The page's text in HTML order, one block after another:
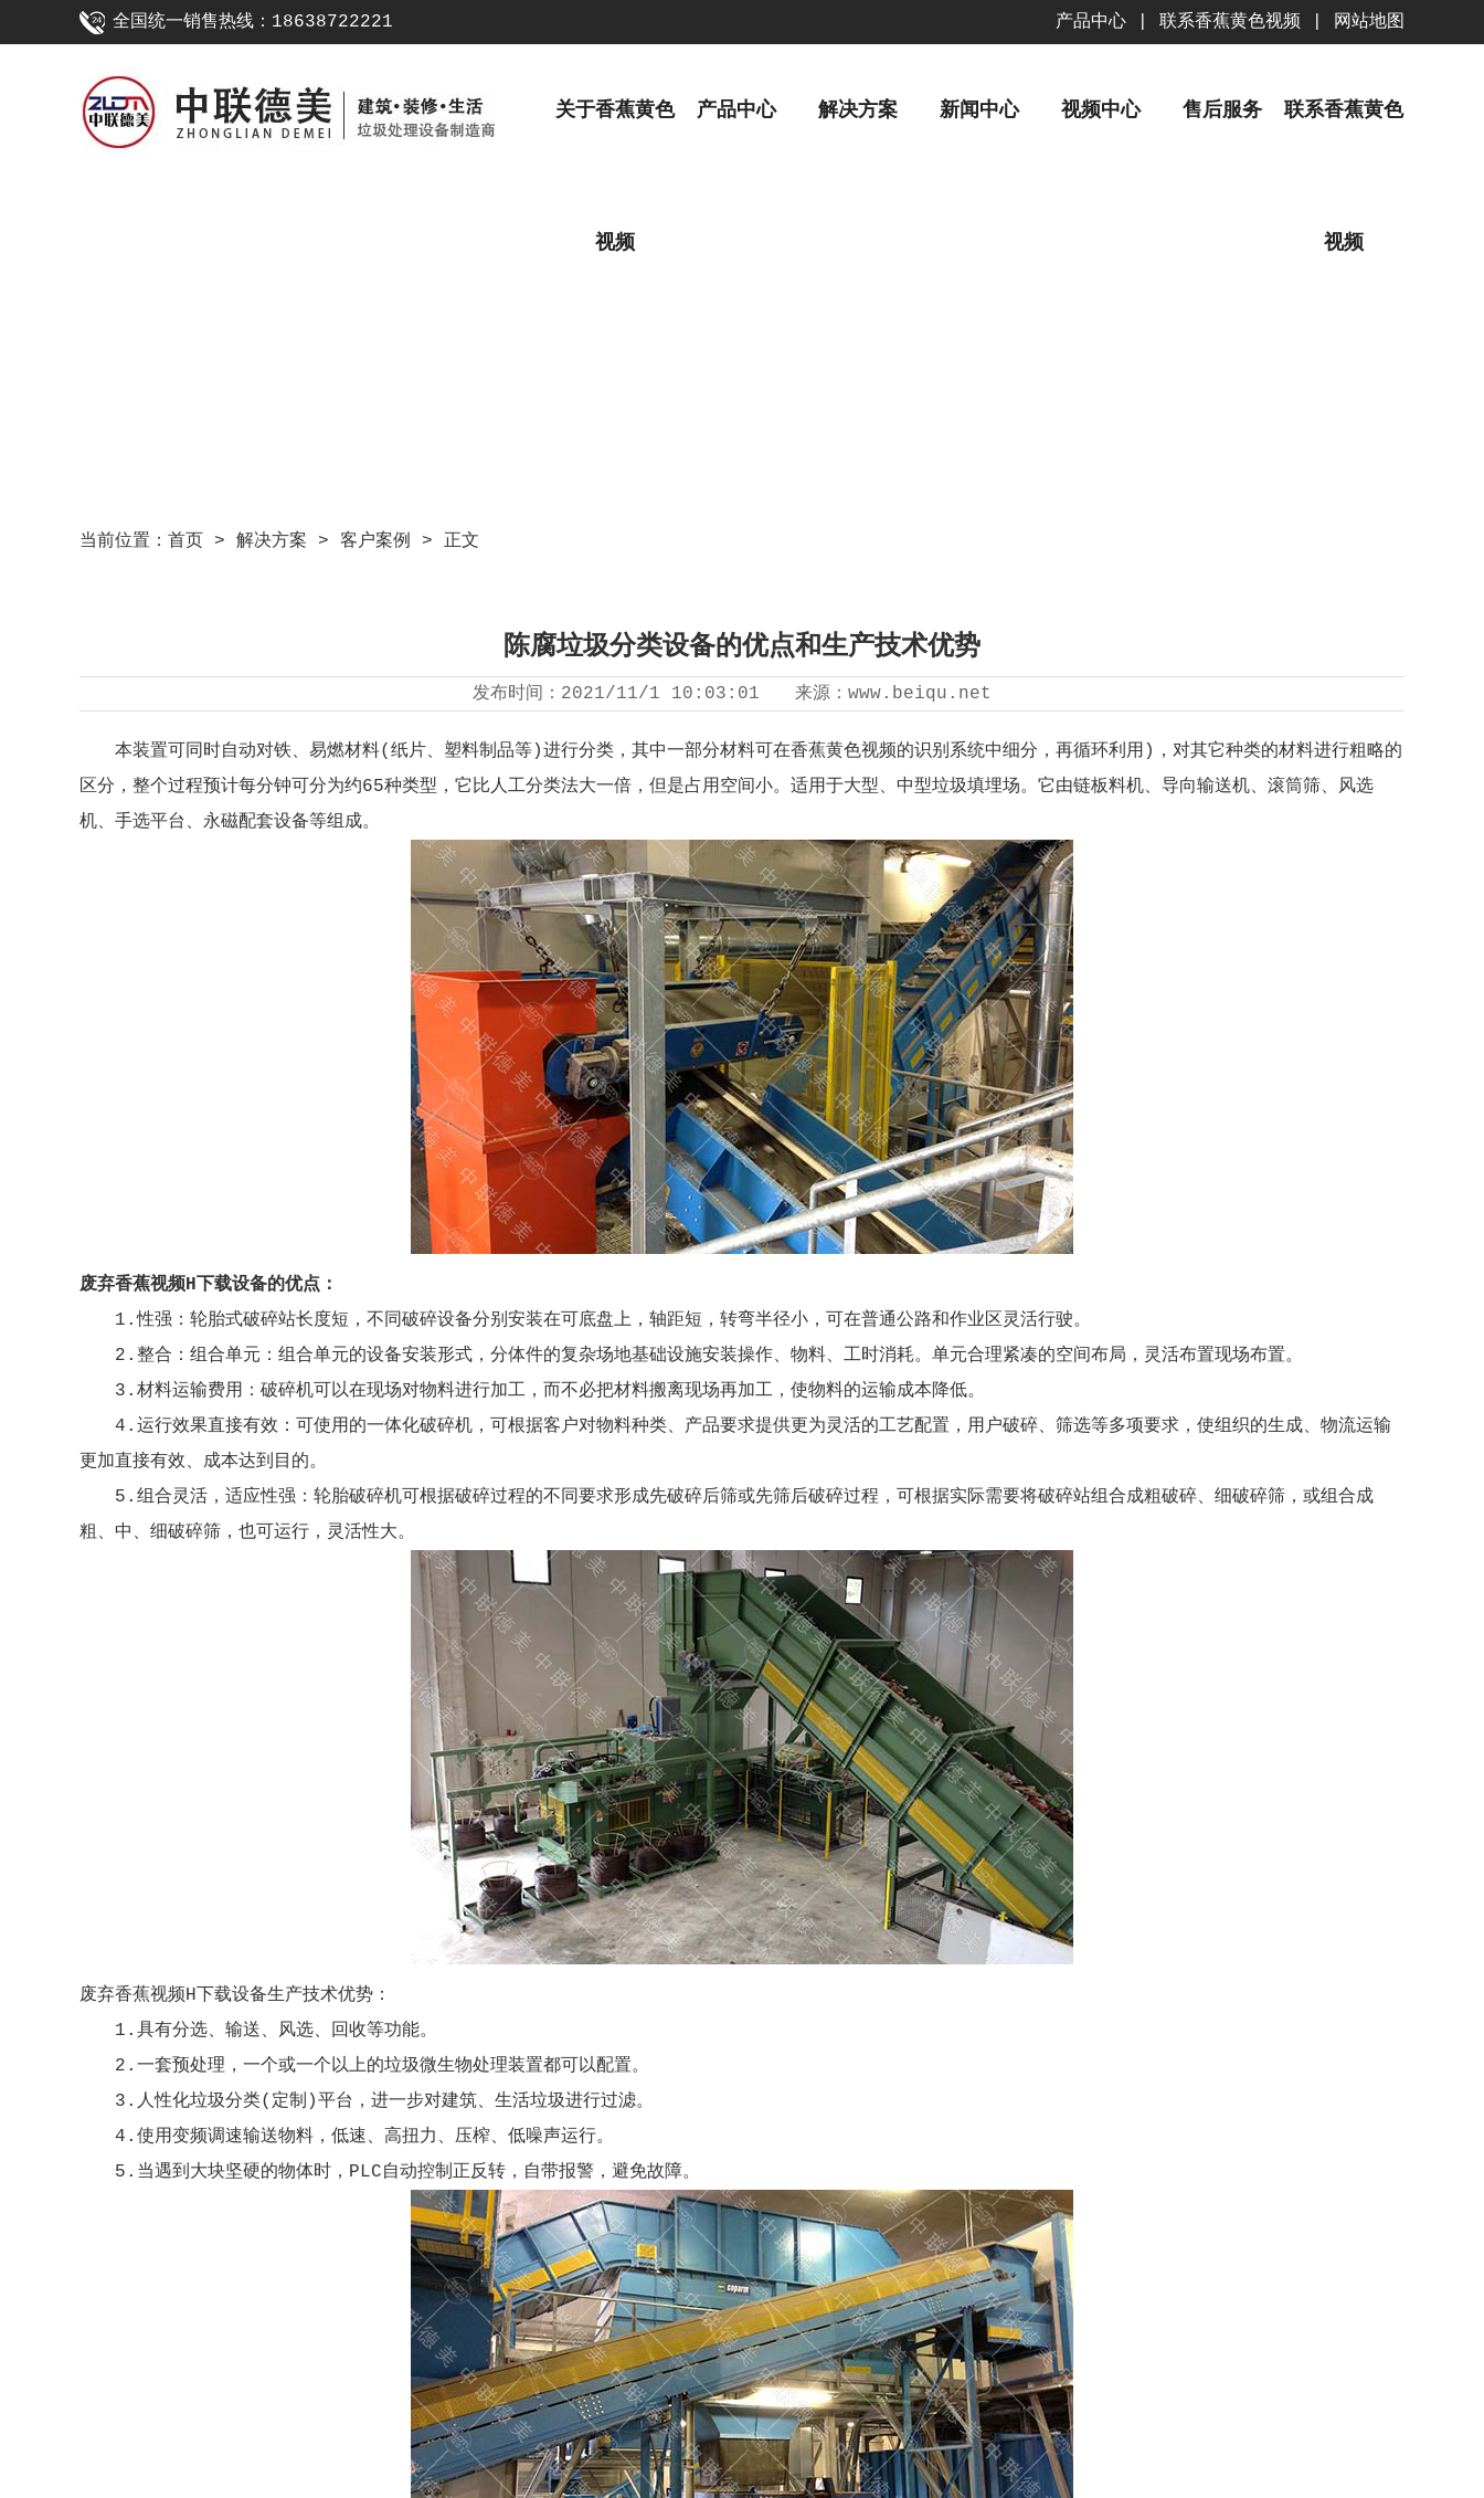
产品中心 联系香蕉黄色视频 网站地图
全国统一销售热线：18638722221
关于香蕉黄色
视频
产品中心 解决方案 新闻中心 视频中心 售后服务 联系香蕉黄色
视频
当前位置： 首页 > 解决方案 > 客户案例 > 正文
陈腐垃圾分类设备的优点和生产技术优势
发布时间： 2021/11/1 10:03:01 来源： www.beiqu.net
本装置可同时自动对铁、易燃材料(纸片、塑料制品等)进行分类，其中一部分材料可在香蕉黄色视频的识别系统中细分，再循环利用)，对其它种类的材料进行粗略的
区分，整个过程预计每分钟可分为约65种类型，它比人工分类法大一倍，但是占用空间小。适用于大型、中型垃圾填埋场。它由链板料机、导向输送机、滚筒筛、风选
机、手选平台、永磁配套设备等组成。
废弃香蕉视频H下载设备的优点：
1.性强：轮胎式破碎站长度短，不同破碎设备分别安装在可底盘上，轴距短，转弯半径小，可在普通公路和作业区灵活行驶。
2.整合：组合单元：组合单元的设备安装形式，分体件的复杂场地基础设施安装操作、物料、工时消耗。单元合理紧凑的空间布局，灵活布置现场布置。
3.材料运输费用：破碎机可以在现场对物料进行加工，而不必把材料搬离现场再加工，使物料的运输成本降低。
4.运行效果直接有效：可使用的一体化破碎机，可根据客户对物料种类、产品要求提供更为灵活的工艺配置，用户破碎、筛选等多项要求，使组织的生成、物流运输
更加直接有效、成本达到目的。
5.组合灵活，适应性强：轮胎破碎机可根据破碎过程的不同要求形成先破碎后筛或先筛后破碎过程，可根据实际需要将破碎站组合成粗破碎、细破碎筛，或组合成
粗、中、细破碎筛，也可运行，灵活性大。
废弃香蕉视频H下载设备生产技术优势：
1.具有分选、输送、风选、回收等功能。
2.一套预处理，一个或一个以上的垃圾微生物处理装置都可以配置。
3.人性化垃圾分类(定制)平台，进一步对建筑、生活垃圾进行过滤。
4.使用变频调速输送物料，低速、高扭力、压榨、低噪声运行。
5.当遇到大块坚硬的物体时，PLC自动控制正反转，自带报警，避免故障。